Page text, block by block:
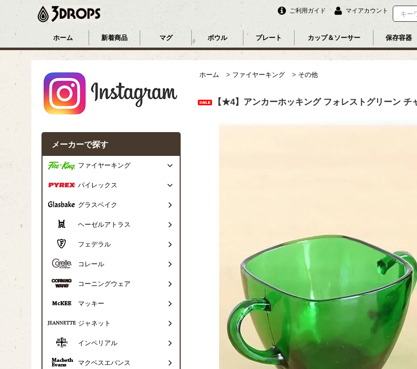
ご利用ガイド マイアカウント
ホーム 新着商品 マグ ボウル プレート カップ＆ソーサー 保存容器
ホーム > ファイヤーキング > その他
【★4】アンカーホッキング フォレストグリーン チ
メーカーで探す
ファイヤーキング
パイレックス
グラスベイク
ヘーゼルアトラス
フェデラル
コレール
コーニングウェア
マッキー
ジャネット
インペリアル
マクベスエバンス